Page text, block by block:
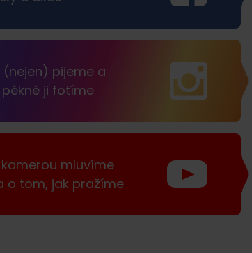
(nejen) pijeme a
ji fotíme
kamerou mluvíme
o tom, jak pražíme